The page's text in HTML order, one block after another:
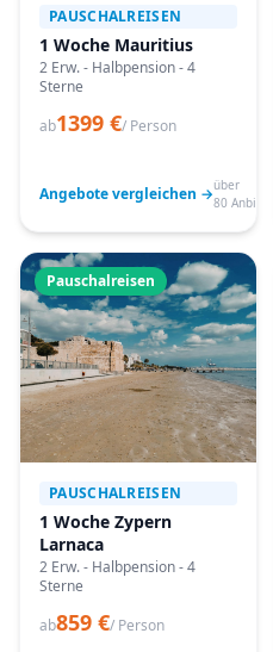
PAUSCHALREISEN
1 Woche Mauritius
2 Erw. - Halbpension - 4
Sterne
ab1399 €/ Person
Angebote vergleichen →über
80 Anbieter
Pauschalreisen
PAUSCHALREISEN
1 Woche Zypern
Larnaca
2 Erw. - Halbpension - 4
Sterne
ab859 €/ Person